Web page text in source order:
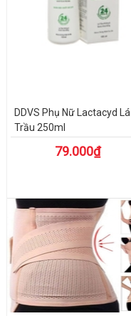
DDVS Phụ Nữ Lactacyd Lá
Trầu 250ml
79.000₫